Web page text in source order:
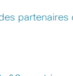
partenaires